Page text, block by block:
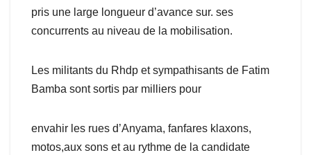
pris une large longueur d’avance sur. ses
concurrents au niveau de la mobilisation.
Les militants du Rhdp et sympathisants de Fatim
Bamba sont sortis par milliers pour
envahir les rues d’Anyama, fanfares klaxons,
motos,aux sons et au rythme de la candidate